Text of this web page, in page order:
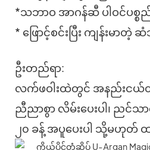
*သဘာဝ အာဂန်ဆီ ပါဝင်ပစ္စည်း
* ဖြောင့်စင်းပြီး ကျန်းမာ
ဦးတည်ရာ:
လက်ဖဝါးထဲတွင် အနည်းငယ်
ညီညာစွာ လိမ်းပေးပါ၊ ညင်သာ
၂၀ ခန့် အပူပေးပါ သို့မဟုတ် ထာ